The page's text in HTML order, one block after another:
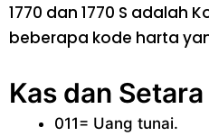
1770 dan 1770 S adalah
beberapa kode harta
Kas dan
011= Uang tunai.